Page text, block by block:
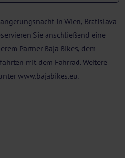
in Wien, Bratislava
Sie anschließend eine
Partner Baja Bikes, dem
mit dem Fahrrad. Weitere
www.bajabikes.eu.